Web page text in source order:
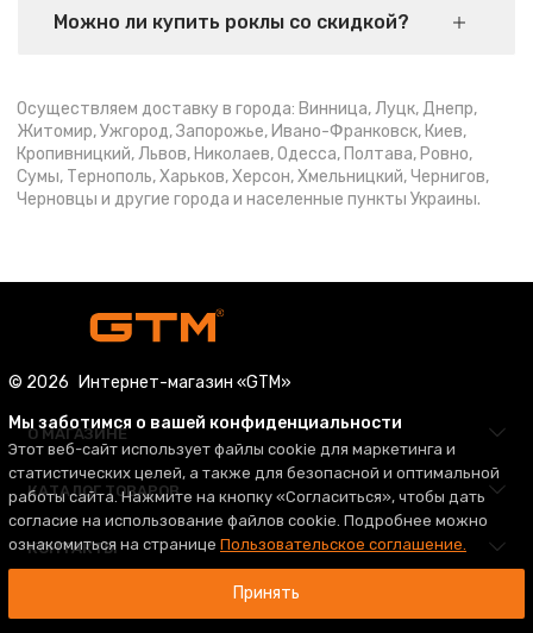
Можно ли купить роклы со скидкой?
Осуществляем доставку в города: Винница, Луцк, Днепр,
Житомир, Ужгород, Запорожье, Ивано-Франковск, Киев,
Кропивницкий, Львов, Николаев, Одесса, Полтава, Ровно,
Сумы, Тернополь, Харьков, Херсон, Хмельницкий, Чернигов,
Черновцы и другие города и населенные пункты Украины.
© 2026 Интернет-магазин «GTM»
О МАГАЗИНЕ
КАТАЛОГ ТОВАРОВ
КОНТАКТЫ
Мы заботимся о вашей конфиденциальности
Этот веб-сайт использует файлы cookie для маркетинга и
статистических целей, а также для безопасной и оптимальной
работы сайта. Нажмите на кнопку «Согласиться», чтобы дать
согласие на использование файлов cookie. Подробнее можно
ознакомиться на странице Пользовательское соглашение.
Принять